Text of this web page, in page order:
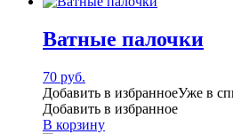
Ватные палочки
70 руб.
Добавить в избранноеУже в
Добавить в избранное
В корзину